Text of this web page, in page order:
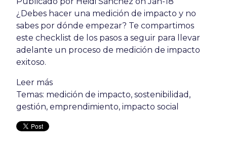
¿Debes hacer una medición de impacto y no
sabes por dónde empezar? Te compartimos
este checklist de los pasos a seguir para llevar
adelante un proceso de medición de impacto
exitoso.
Leer más
Temas: medición de impacto, sostenibilidad ,
gestión, emprendimiento, impacto social